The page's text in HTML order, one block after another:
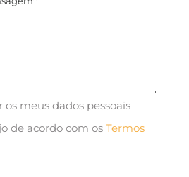
meus dados pessoais
de acordo com os Termos